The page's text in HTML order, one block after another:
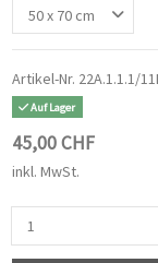
Artikel-Nr. 22A.1.1.1/
Auf Lager
45,00 CHF
inkl. MwSt.